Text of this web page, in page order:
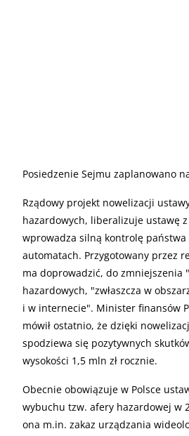
Posiedzenie Sejmu zaplanowano
Rządowy projekt nowelizacji
hazardowych, liberalizuje ustawę
wprowadza silną kontrolę państwa
automatach. Przygotowany przez
ma doprowadzić, do zmniejszenia
hazardowych, "zwłaszcza w
i w internecie". Minister finansów
mówił ostatnio, że dzięki
spodziewa się pozytywnych
wysokości 1,5 mln zł rocznie.
Obecnie obowiązuje w Polsce
wybuchu tzw. afery hazardowej w
ona m.in. zakaz urządzania